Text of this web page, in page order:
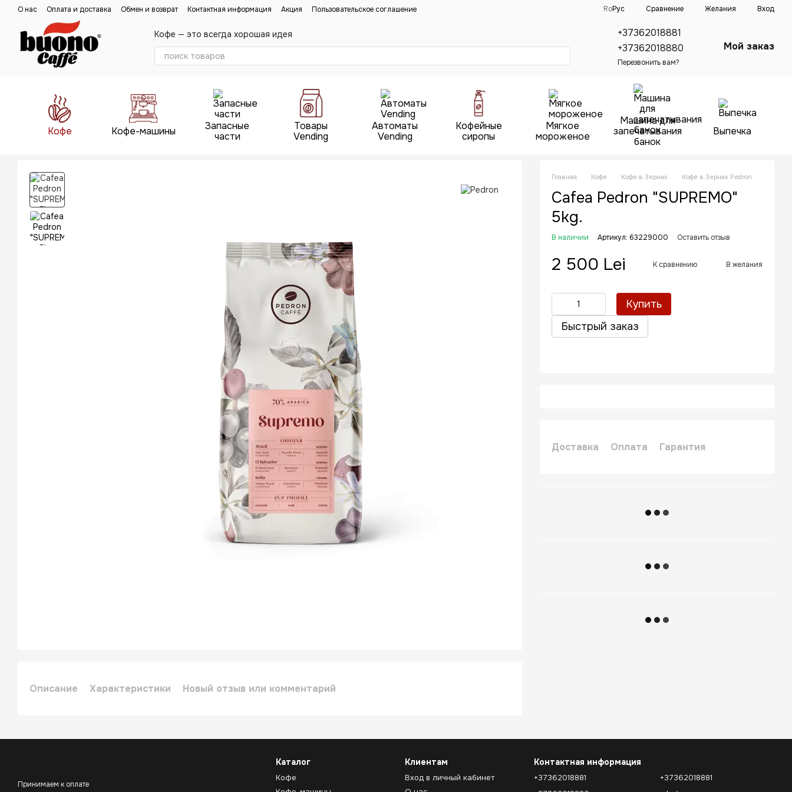
Перейти к основному контенту
О нас Оплата и доставка Обмен и возврат Контактная информация Акция Пользовательское соглашение RoРус Сравнение Желания Вход
Кофе — это всегда хорошая идея
+37362018881
+37362018880
Перезвонить вам?
Мой заказ
Кофе Кофе-машины
Запасные
части
Товары
Vending
Автоматы
Vending
Кофейные
сиропы
Мягкое
мороженое
Машина для
запечатывания
банок
Выпечка
Главная Кофе Кофе в Зернах Кофе в Зернах Pedron
Cafea Pedron "SUPREMO"
5kg.
В наличии Артикул: 63229000 Оставить отзыв
2 500 Lei К сравнению В желания
Купить
Быстрый заказ
Доставка Оплата Гарантия
Описание Характеристики Новый отзыв или комментарий
Принимаем к оплате
Каталог
Кофе
Клиентам
Вход в личный кабинет
Контактная информация
+37362018881
+37362018881